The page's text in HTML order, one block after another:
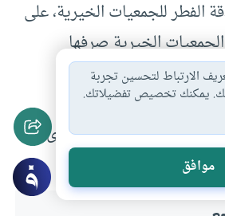
الفطر للجمعيات الخيرية، على
الخيرية صرفها
صلاة العيد، ولا يجوز
وصاحبه لا يطالبه به، أدى
وجوبها عليه.
الارتباط لتحسين تجربة
يمكنك تخصيص تفضيلاتك.
موافق